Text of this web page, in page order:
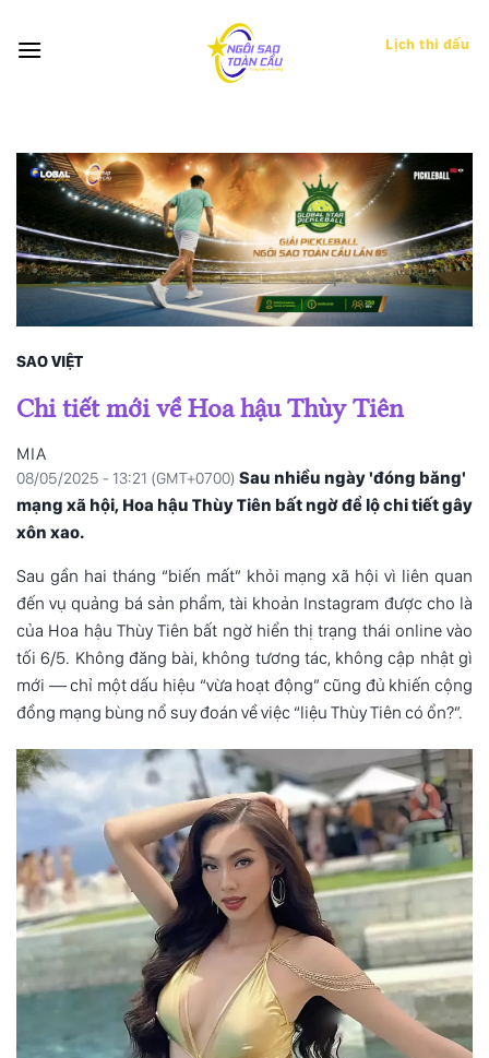
qua
Lịch thi đấu
SAO VIỆT
Chi tiết mới về Hoa hậu Thùy Tiên
MIA
08/05/2025 - 13:21 (GMT+0700) Sau nhiều ngày 'đóng băng'
mạng xã hội, Hoa hậu Thùy Tiên bất ngờ để lộ chi tiết gây
xôn xao.
Sau gần hai tháng “biến mất” khỏi mạng xã hội vì liên quan
đến vụ quảng bá sản phẩm, tài khoản Instagram được cho là
của Hoa hậu Thùy Tiên bất ngờ hiển thị trạng thái online vào
tối 6/5. Không đăng bài, không tương tác, không cập nhật gì
mới — chỉ một dấu hiệu “vừa hoạt động” cũng đủ khiến cộng
đồng mạng bùng nổ suy đoán về việc “liệu Thùy Tiên có ổn?”.